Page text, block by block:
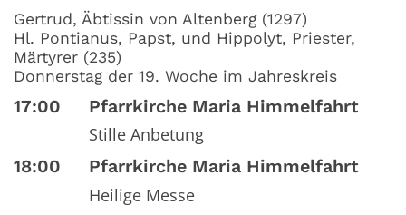
Datum: 13. August 2026
Gertrud, Äbtissin von Altenberg (1297)
Hl. Pontianus, Papst, und Hippolyt, Priester,
Märtyrer (235)
Donnerstag der 19. Woche im Jahreskreis
17:00 Pfarrkirche Maria Himmelfahrt
Stille Anbetung
18:00 Pfarrkirche Maria Himmelfahrt
Heilige Messe